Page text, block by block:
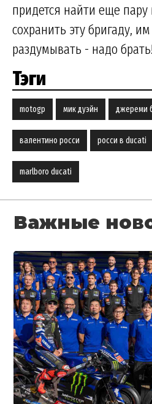
придется найти еще
сохранить эту бригаду,
раздумывать - надо
Тэги
motogp мик дуэйн джереми
валентино росси росси в ducati
marlboro ducati
Важные